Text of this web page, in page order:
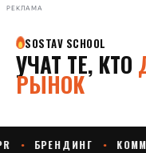
РЕКЛАМА